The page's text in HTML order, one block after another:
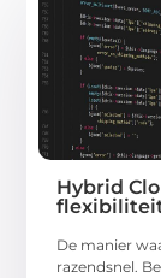
Hybrid
De manier
razendsnel.